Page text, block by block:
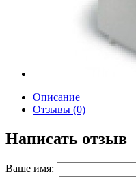
Описание
Отзывы (0)
Написать отзыв
Ваше имя: